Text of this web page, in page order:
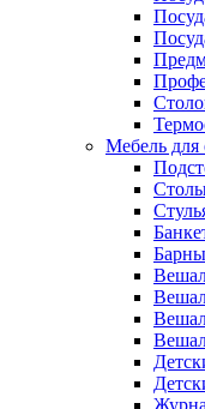
Мебель для